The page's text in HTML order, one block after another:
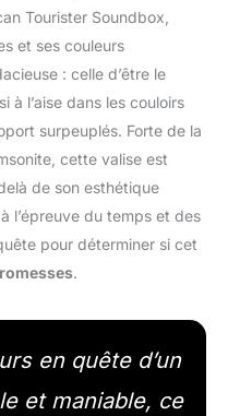
Tourister Soundbox,
et ses couleurs
: celle d’être le
à l’aise dans les couloirs
surpeuplés. Forte de la
cette valise est
de son esthétique
l’épreuve du temps et des
pour déterminer si cet
.
en quête d’un
et maniable, ce